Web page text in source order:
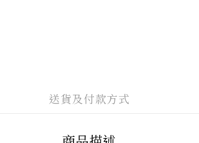
送貨及付款方式